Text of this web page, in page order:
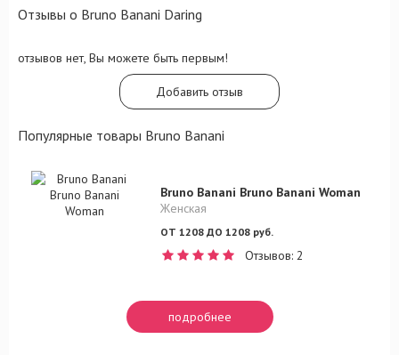
Отзывы о Bruno Banani Daring
отзывов нет, Вы можете быть первым!
Добавить отзыв
Популярные товары Bruno Banani
Bruno Banani Bruno Banani Woman
Женская
ОТ 1208 ДО 1208 руб.
Отзывов: 2
подробнее